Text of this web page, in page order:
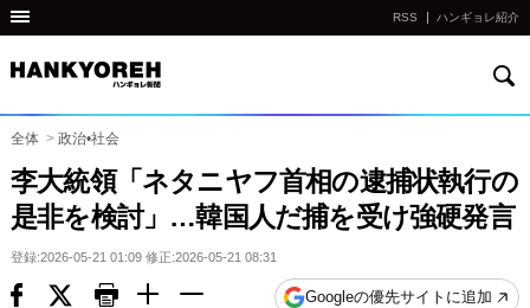
他
国
の
サ
イ
ト
の
RSS ハンギョレ紹介
全体 > 政治•社会
李大統領「ネタニヤフ首相の逮捕状執行の
是非を検討」…韓国人だ捕を受け強硬発言
登録:2026-05-21 01:09 修正:2026-05-21 08:31
Googleの優先サイトに追加